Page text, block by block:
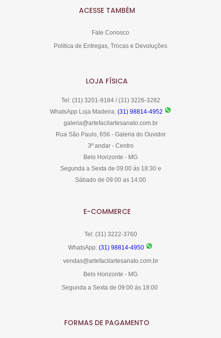
ACESSE TAMBÉM
Fale Conosco
Politica de Entregas, Trocas e Devoluções
LOJA FÍSICA
Tel: (31) 3201-9184 / (31) 3226-3282
WhatsApp Loja Madeira: (31) 98814-4952
galeria@artefacilartesanato.com.br
Rua São Paulo, 656 - Galeria do Ouvidor
3º andar - Centro
Belo Horizonte - MG
Segunda a Sexta de 09:00 ás 18:30 e
Sábado de 09:00 as 14:00
E-COMMERCE
Tel: (31) 3222-3760
WhatsApp: (31) 98814-4950
vendas@artefacilartesanato.com.br
Belo Horizonte - MG
Segunda a Sexta de 09:00 ás 18:00
FORMAS DE PAGAMENTO